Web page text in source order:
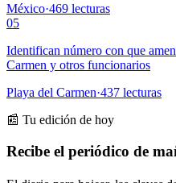
México·469 lecturas
05
Identifican número con que
Carmen y otros funcionarios
Playa del Carmen·437 lecturas
📰 Tu edición de hoy
Recibe el periódico de